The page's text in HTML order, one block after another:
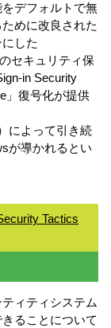
デフォルトで無
めに改良された
した
セキュリティ保
in Security
」復号化が提供
によって引き続
が導かれるとい
Tactics
ィティシステム
ることについて